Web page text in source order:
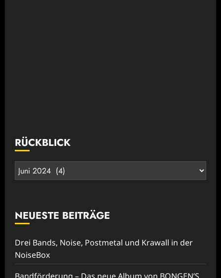
RÜCKBLICK
Rückblick
NEUESTE BEITRÄGE
Drei Bands, Noise, Postmetal und Krawall in der
NoiseBox